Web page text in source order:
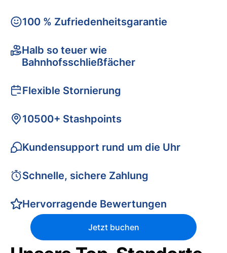
100 % Zufriedenheitsgarantie
Halb so teuer wie
Bahnhofsschließfächer
Flexible Stornierung
10500+ Stashpoints
Kundensupport rund um die Uhr
Schnelle, sichere Zahlung
Hervorragende Bewertungen
Jetzt buchen